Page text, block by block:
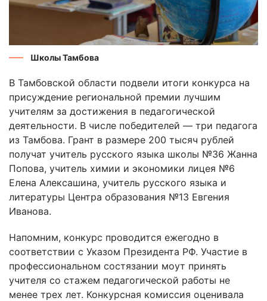
Школы Тамбова
В Тамбовской области подвели итоги конкурса на
присуждение региональной премии лучшим
учителям за достижения в педагогической
деятельности. В числе победителей — три педагога
из Тамбова. Грант в размере 200 тысяч рублей
получат учитель русского языка школы №36 Жанна
Попова, учитель химии и экономики лицея №6
Елена Алексашина, учитель русского языка и
литературы Центра образования №13 Евгения
Иванова.
Напомним, конкурс проводится ежегодно в
соответствии с Указом Президента РФ. Участие в
профессиональном состязании моут принять
учителя со стажем педагогической работы не
менее трех лет. Конкурсная комиссия оценивала